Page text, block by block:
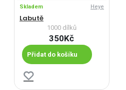
Skladem Heye
Labutě
1000 dílků
350Kč
Přidat do košíku